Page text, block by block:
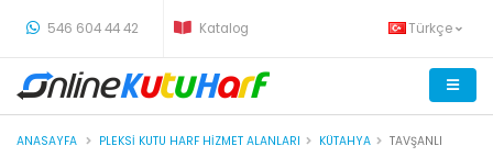
546 604 44 42 Katalog Türkçe
ANASAYFA PLEKSI KUTU HARF HIZMET ALANLARI KÜTAHYA TAVŞANLI